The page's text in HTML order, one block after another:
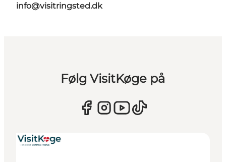
info@visitringsted.dk
Følg VisitKøge på